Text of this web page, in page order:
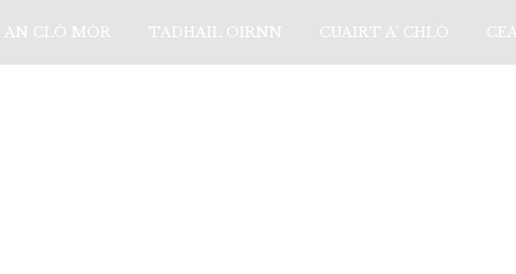
AN CLÒ MÒR TADHAIL OIRNN CUAIRT A’ CHLÒ